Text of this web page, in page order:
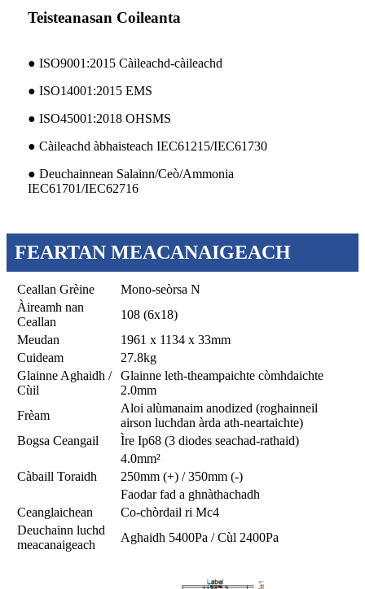
Teisteanasan Coileanta
● ISO9001:2015 Càileachd-càileachd
● ISO14001:2015 EMS
● ISO45001:2018 OHSMS
● Càileachd àbhaisteach IEC61215/IEC61730
● Deuchainnean Salainn/Ceò/Ammonia
IEC61701/IEC62716
FEARTAN MEACANAIGEACH
Ceallan Grèine
Mono-seòrsa N
Àireamh nan
Ceallan
108 (6x18)
Meudan
1961 x 1134 x 33mm
Cuideam
27.8kg
Glainne Aghaidh /
Cùil
Glainne leth-theampaichte còmhdaichte
2.0mm
Frèam
Aloi alùmanaim anodized (roghainneil
airson luchdan àrda ath-neartaichte)
Bogsa Ceangail
Ìre Ip68 (3 diodes seachad-rathaid)
Càbaill Toraidh
4.0mm²
250mm (+) / 350mm (-)
Faodar fad a ghnàthachadh
Ceanglaichean
Co-chòrdail ri Mc4
Deuchainn luchd
meacanaigeach
Aghaidh 5400Pa / Cùl 2400Pa